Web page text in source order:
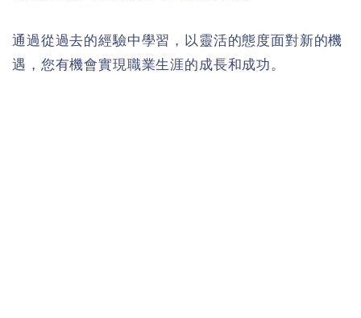
通過從過去的經驗中學習，以靈活的態度面對新的機
遇，您有機會實現職業生涯的成長和成功。